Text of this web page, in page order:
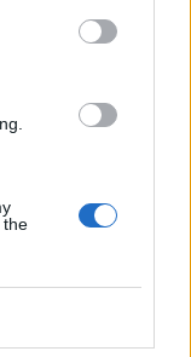
the
μαζί: Ανανέωση της
τους μέχρι το
σειρά δεικτών
Επιδαύρου άνοιξε τις